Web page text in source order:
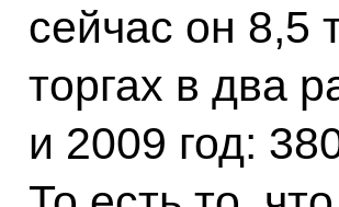
сейчас он 8,5
торгах в два
и 2009 год: